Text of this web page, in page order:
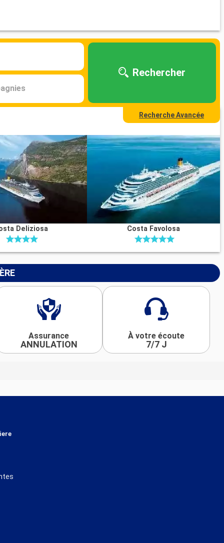
Rechercher
Recherche Avancée
Deliziosa Costa Favolosa
Assurance
ANNULATION
À votre écoute
7/7 J